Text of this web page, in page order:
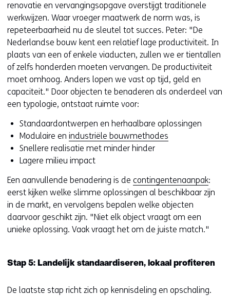
renovatie en vervangingsopgave overstijgt traditionele
werkwijzen. Waar vroeger maatwerk de norm was, is
repeteerbaarheid nu de sleutel tot succes. Peter: "De
Nederlandse bouw kent een relatief lage productiviteit. In
plaats van een of enkele viaducten, zullen we er tientallen
of zelfs honderden moeten vervangen. De productiviteit
moet omhoog. Anders lopen we vast op tijd, geld en
capaciteit." Door objecten te benaderen als onderdeel van
een typologie, ontstaat ruimte voor:
Standaardontwerpen en herhaalbare oplossingen
Modulaire en industriële bouwmethodes
Snellere realisatie met minder hinder
Lagere milieu impact
Een aanvullende benadering is de contingentenaanpak:
eerst kijken welke slimme oplossingen al beschikbaar zijn
in de markt, en vervolgens bepalen welke objecten
daarvoor geschikt zijn. "Niet elk object vraagt om een
unieke oplossing. Vaak vraagt het om de juiste match."
Stap 5: Landelijk standaardiseren, lokaal profiteren
De laatste stap richt zich op kennisdeling en opschaling.